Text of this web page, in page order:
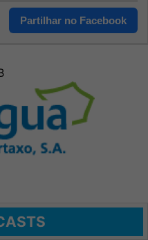
Partilhar no Facebook